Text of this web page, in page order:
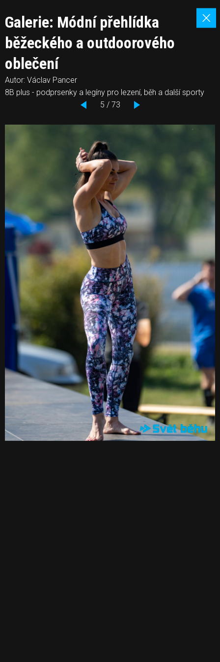
Galerie: Módní přehlídka
běžeckého a outdoorového
oblečení
Autor: Václav Pancer
8B plus - podprsenky a legíny pro lezení, běh a další sporty
5 / 73